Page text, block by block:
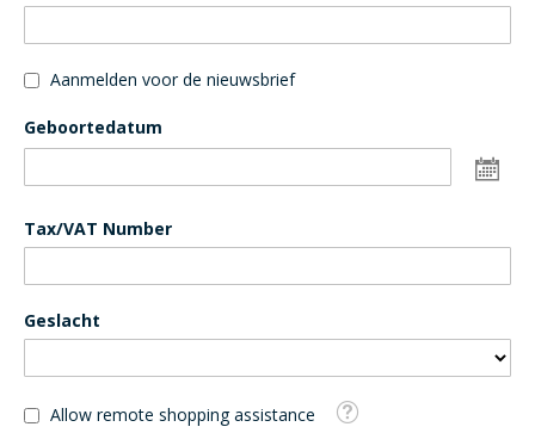
Aanmelden voor de nieuwsbrief
Geboortedatum
Tax/VAT Number
Geslacht
Allow remote shopping assistance Tooltip